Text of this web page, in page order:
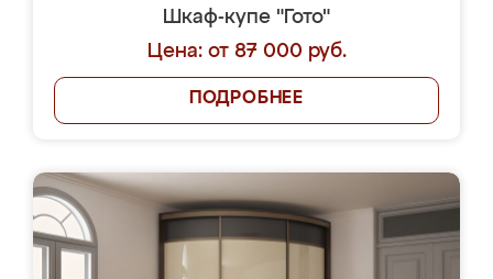
Шкаф-купе "Гото"
Цена: от 87 000 руб.
ПОДРОБНЕЕ